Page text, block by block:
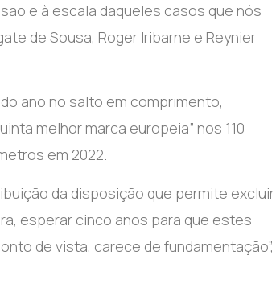
e à escala daqueles casos que nós
de Sousa, Roger Iribarne e Reynier
ano no salto em comprimento,
melhor marca europeia” nos 110
em 2022.
da disposição que permite excluir
esperar cinco anos para que estes
de vista, carece de fundamentação”,